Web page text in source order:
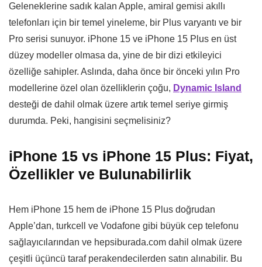
Geleneklerine sadık kalan Apple, amiral gemisi akıllı
telefonları için bir temel yineleme, bir Plus varyantı ve bir
Pro serisi sunuyor. iPhone 15 ve iPhone 15 Plus en üst
düzey modeller olmasa da, yine de bir dizi etkileyici
özelliğe sahipler. Aslında, daha önce bir önceki yılın Pro
modellerine özel olan özelliklerin çoğu, Dynamic Island
desteği de dahil olmak üzere artık temel seriye girmiş
durumda. Peki, hangisini seçmelisiniz?
iPhone 15 vs iPhone 15 Plus: Fiyat,
Özellikler ve Bulunabilirlik
Hem iPhone 15 hem de iPhone 15 Plus doğrudan
Apple’dan, turkcell ve Vodafone gibi büyük cep telefonu
sağlayıcılarından ve hepsiburada.com dahil olmak üzere
çeşitli üçüncü taraf perakendecilerden satın alınabilir. Bu